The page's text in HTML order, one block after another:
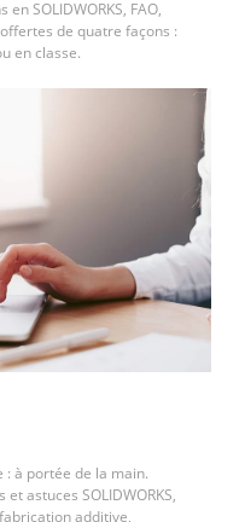
SOLIDWORKS, FAO,
de quatre façons :
en classe.
: à portée de la main.
astuces SOLIDWORKS,
additive,